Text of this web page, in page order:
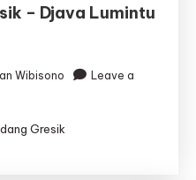
– Djava Lumintu
Wibisono
Leave a
Gresik